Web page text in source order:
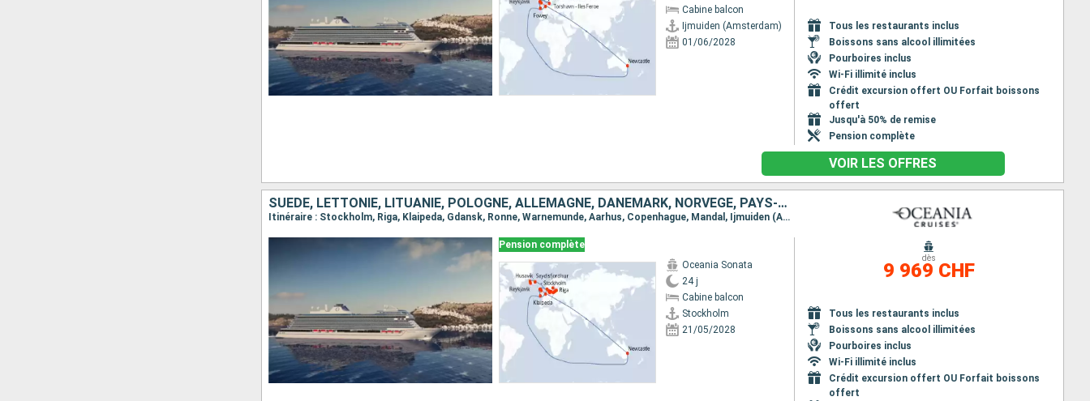
Cabine balcon
Ijmuiden (Amsterdam)
01/06/2028
Tous les restaurants inclus
Boissons sans alcool illimitées
Pourboires inclus
Wi-Fi illimité inclus
Crédit excursion offert OU Forfait boissons
offert
Jusqu'à 50% de remise
Pension complète
VOIR LES OFFRES
SUÈDE, LETTONIE, LITUANIE, POLOGNE, ALLEMAGNE, DANEMARK, NORVÈGE, PAYS-BAS, AUSTRALIE, ROYAUME-UNI, FÉROÉ (ÎLES), ISLANDE
Itinéraire : Stockholm, Riga, Klaipeda, Gdansk, Ronne, Warnemunde, Aarhus, Copenhague, Mandal, Ijmuiden (Amsterdam), Newcastle, Dundee, Invergordon, Fowey, Ullapool, Torshavn - Iles Feroe, Seydisfjordhur, Husavik, Isafjordhur, Reykjavik
Pension complète
Oceania Sonata
24 j
Cabine balcon
Stockholm
21/05/2028
dès
9 969 CHF
Tous les restaurants inclus
Boissons sans alcool illimitées
Pourboires inclus
Wi-Fi illimité inclus
Crédit excursion offert OU Forfait boissons
offert